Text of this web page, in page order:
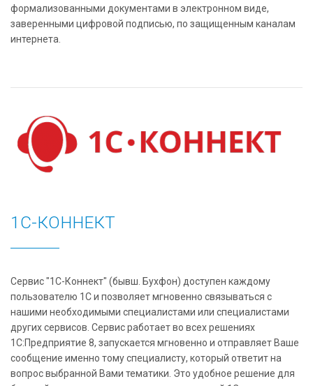
формализованными документами в электронном виде,
заверенными цифровой подписью, по защищенным каналам
интернета.
1С-КОННЕКТ
Сервис "1С-Коннект" (бывш. Бухфон) доступен каждому
пользователю 1С и позволяет мгновенно связываться с
нашими необходимыми специалистами или специалистами
других сервисов. Сервис работает во всех решениях
1С:Предприятие 8, запускается мгновенно и отправляет Ваше
сообщение именно тому специалисту, который ответит на
вопрос выбранной Вами тематики. Это удобное решение для